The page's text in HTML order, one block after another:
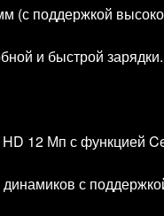
(с поддержкой
и быстрой зарядки.
12 Мп с функцией
динамиков с